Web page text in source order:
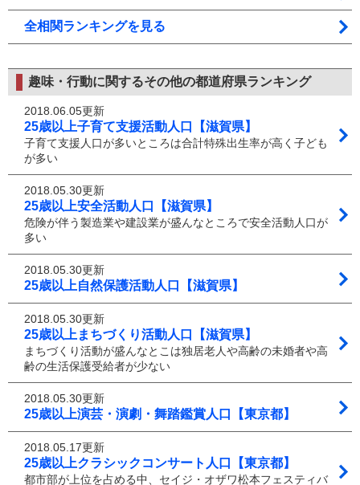
全相関ランキングを見る
趣味・行動に関するその他の都道府県ランキング
2018.06.05更新
25歳以上子育て支援活動人口【滋賀県】
子育て支援人口が多いところは合計特殊出生率が高く子ども
が多い
2018.05.30更新
25歳以上安全活動人口【滋賀県】
危険が伴う製造業や建設業が盛んなところで安全活動人口が
多い
2018.05.30更新
25歳以上自然保護活動人口【滋賀県】
2018.05.30更新
25歳以上まちづくり活動人口【滋賀県】
まちづくり活動が盛んなとこは独居老人や高齢の未婚者や高
齢の生活保護受給者が少ない
2018.05.30更新
25歳以上演芸・演劇・舞踏鑑賞人口【東京都】
2018.05.17更新
25歳以上クラシックコンサート人口【東京都】
都市部が上位を占める中、セイジ・オザワ松本フェスティバ